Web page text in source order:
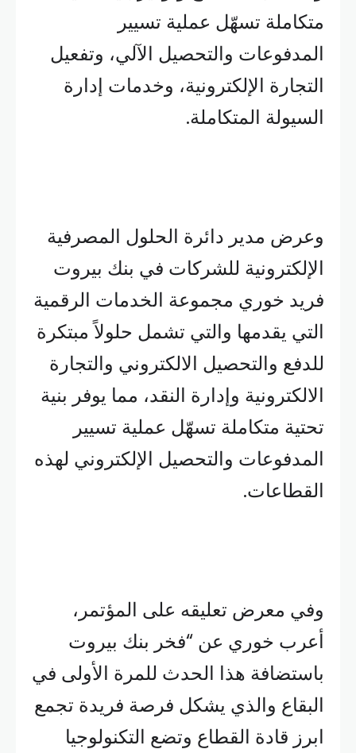
متكاملة تسهّل عملية تسيير
المدفوعات والتحصيل الآلي، وتفعيل
التجارة الإلكترونية، وخدمات إدارة
السيولة المتكاملة.
وعرض مدير دائرة الحلول المصرفية
الإلكترونية للشركات في بنك بيروت
فريد خوري مجموعة الخدمات الرقمية
التي يقدمها والتي تشمل حلولاً مبتكرة
للدفع والتحصيل الالكتروني والتجارة
الالكترونية وإدارة النقد، مما يوفر بنية
تحتية متكاملة تسهّل عملية تسيير
المدفوعات والتحصيل الإلكتروني لهذه
القطاعات.
وفي معرض تعليقه على المؤتمر،
أعرب خوري عن “فخر بنك بيروت
باستضافة هذا الحدث للمرة الأولى في
البقاع والذي يشكل فرصة فريدة تجمع
ابرز قادة القطاع وتضع التكنولوجيا